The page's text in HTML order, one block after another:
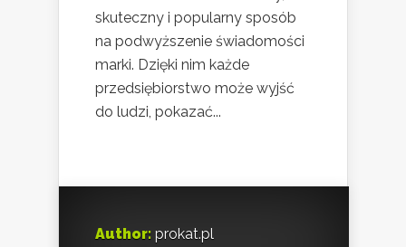
skuteczny i popularny sposób
na podwyższenie świadomości
marki. Dzięki nim każde
przedsiębiorstwo może wyjść
do ludzi, pokazać...
Author: prokat.pl